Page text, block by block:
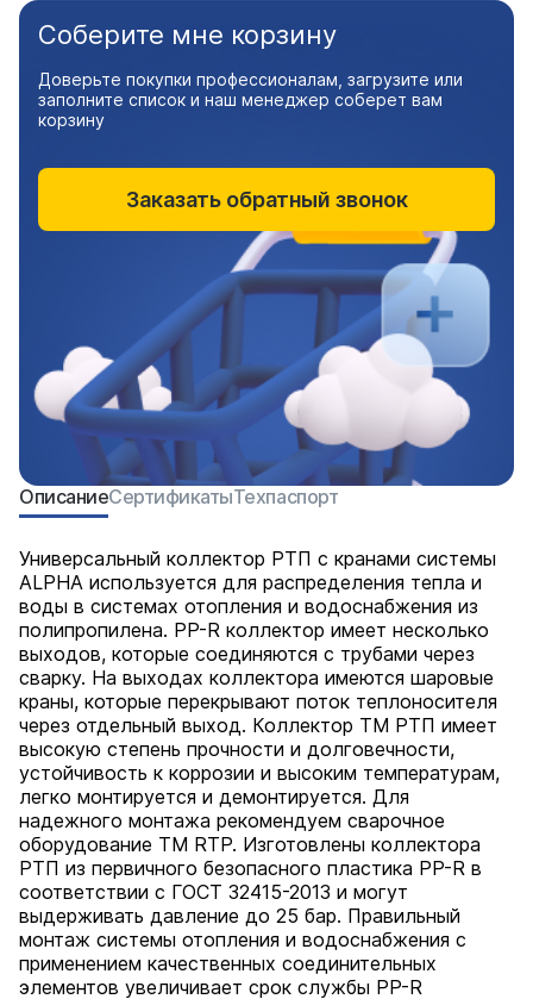
ОписаниеСертификатыТехпаспорт
Универсальный коллектор РТП с кранами системы
ALPHA используется для распределения тепла и
воды в системах отопления и водоснабжения из
полипропилена. PP-R коллектор имеет несколько
выходов, которые соединяются с трубами через
сварку. На выходах коллектора имеются шаровые
краны, которые перекрывают поток теплоносителя
через отдельный выход. Коллектор ТМ РТП имеет
высокую степень прочности и долговечности,
устойчивость к коррозии и высоким температурам,
легко монтируется и демонтируется. Для
надежного монтажа рекомендуем сварочное
оборудование ТМ RTP. Изготовлены коллектора
РТП из первичного безопасного пластика PP-R в
соответствии с ГОСТ 32415-2013 и могут
выдерживать давление до 25 бар. Правильный
монтаж системы отопления и водоснабжения с
применением качественных соединительных
элементов увеличивает срок службы PP-R
Соберите мне корзину
Доверьте покупки профессионалам, загрузите или
заполните список и наш менеджер соберет вам
корзину
Заказать обратный звонок